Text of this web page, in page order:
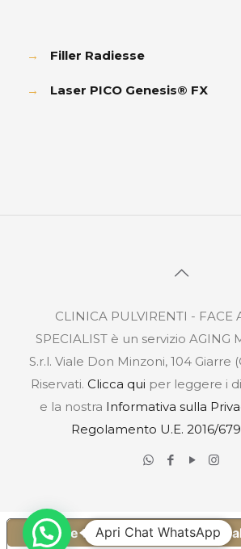
→ Filler Radiesse
→ Laser PICO Genesis® FX
CLINICA PULVIRENTI - FACE
SPECIALIST è un servizio AGING
S.r.l. Viale Don Minzoni, 104 Giarre
Riservati. Clicca qui per leggere i
e la nostra Informativa sulla
Regolamento U.E. 2016/
Apri Chat WhatsApp
Le tue preferenze relative